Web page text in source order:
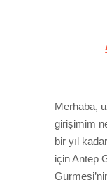
Merhaba,
girişimim
bir yıl
için Antep